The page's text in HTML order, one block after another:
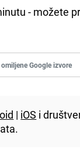
- možete
Google izvore
| iOS i